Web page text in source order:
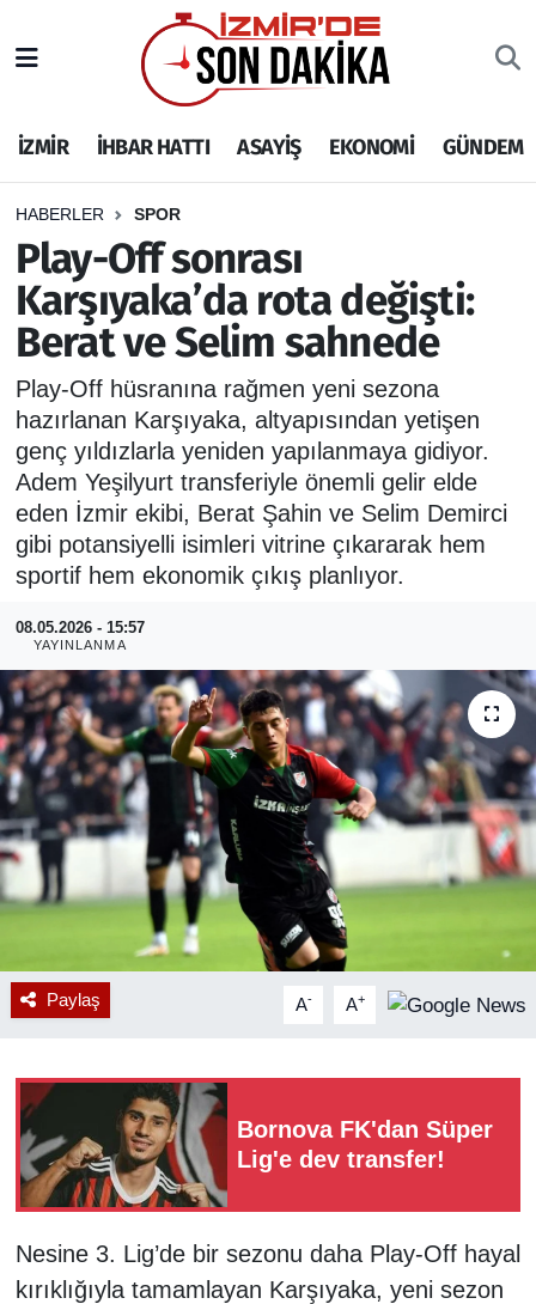
İZMİR İHBAR HATTI ASAYİŞ EKONOMİ GÜNDEM
HABERLER SPOR
Play-Off sonrası
Karşıyaka’da rota değişti:
Berat ve Selim sahnede
Play-Off hüsranına rağmen yeni sezona
hazırlanan Karşıyaka, altyapısından yetişen
genç yıldızlarla yeniden yapılanmaya gidiyor.
Adem Yeşilyurt transferiyle önemli gelir elde
eden İzmir ekibi, Berat Şahin ve Selim Demirci
gibi potansiyelli isimleri vitrine çıkararak hem
sportif hem ekonomik çıkış planlıyor.
08.05.2026 - 15:57
YAYINLANMA
Paylaş A- A+
Bornova FK'dan Süper
Lig'e dev transfer!
Nesine 3. Lig’de bir sezonu daha Play-Off hayal
kırıklığıyla tamamlayan Karşıyaka, yeni sezon
İHBAR HATTI
DEPREM
GENEL
EKONOMİ
SİYASET
SPOR
ASAYİŞ
RESMİ REKLAM
İzmir Nöbetçi Eczaneler
İzmir Hava Durumu
İzmir Namaz Vakitleri
İzmir Trafik Yoğunluk Haritası
Puan Durumu ve Fikstür
Tüm Manşetler
Son Dakika Haberleri
Haber Arşivi